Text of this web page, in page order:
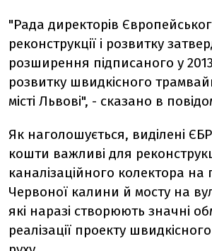
"Рада директорів
реконструкції і розвитку
розширення підписаного у
розвитку швидкісного
місті Львові", - сказано в
Як наголошується, виділені
кошти важливі для
каналізаційного колектора на
Червоної калини й мосту на
які наразі створюють значні
реалізації проекту